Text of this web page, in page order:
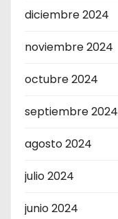
diciembre 2024
noviembre 2024
octubre 2024
septiembre 2024
agosto 2024
julio 2024
junio 2024